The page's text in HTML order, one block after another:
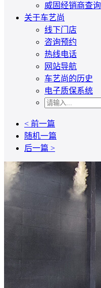
威固经销商查询
关于车艺尚
线下门店
咨询预约
热线电话
网站导航
车艺尚的历史
电子质保系统
< 前一篇
随机一篇
后一篇 >